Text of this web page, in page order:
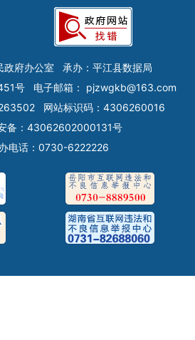
政府办公室
承办：平江县数据局
号 电子邮箱： pjzwgkb@163.com
网站标识码：4306260016
备：43062602000131号
电话：0730-6222226